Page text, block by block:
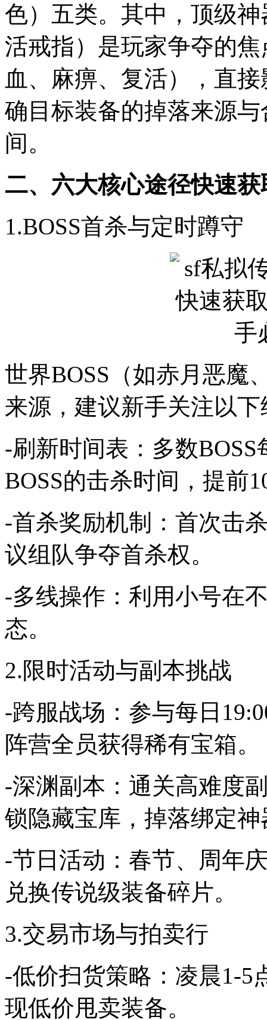
色）五类。其中，顶级
活戒指）是玩家争夺的
血、麻痹、复活），直
确目标装备的掉落来源
间。
二、六大核心途径快速
1.BOSS首杀与定时蹲守
世界BOSS（如赤月恶魔
来源，建议新手关注以下
-刷新时间表：多数
BOSS的击杀时间，提前
-首杀奖励机制：首次击
议组队争夺首杀权。
-多线操作：利用小号在
态。
2.限时活动与副本挑战
-跨服战场：参与每日
阵营全员获得稀有宝箱。
-深渊副本：通关高难度
锁隐藏宝库，掉落绑定神
-节日活动：春节、周年
兑换传说级装备碎片。
3.交易市场与拍卖行
-低价扫货策略：凌晨1-5
现低价甩卖装备。